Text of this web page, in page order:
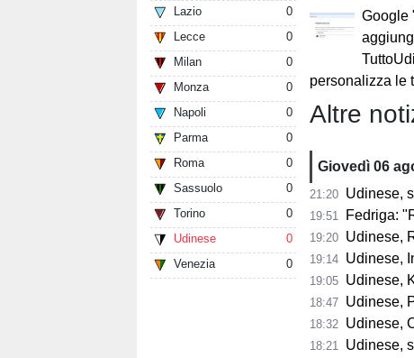
Lazio
0
Lecce
0
Milan
0
Monza
0
Napoli
0
Parma
0
Roma
0
Sassuolo
0
Torino
0
Udinese
0
Venezia
0
Google
personalizza le
Altre
Giovedì 06
21:20 Udinese,
19:51 Fedriga:
19:20 Udinese,
19:14 Udinese,
19:05 Udinese,
18:47 Udinese,
18:32 Udinese,
18:21 Udinese,